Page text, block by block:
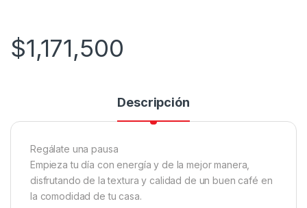
$1,171,500
Descripción
Regálate una pausa
Empieza tu día con energía y de la mejor manera,
disfrutando de la textura y calidad de un buen café en
la comodidad de tu casa.